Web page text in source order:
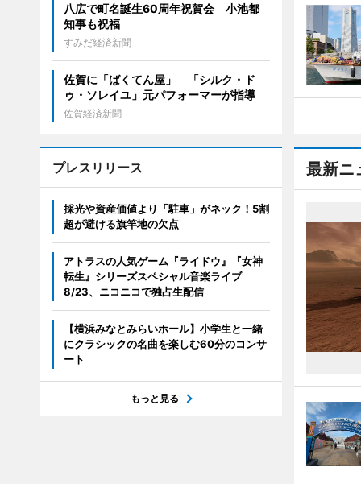
最新ニ
八広で町名誕生60周年祝賀会 小池都
知事も祝福
すみだ経済新聞
佐賀に「ばくてん屋」 「シルク・ド
ゥ・ソレイユ」元パフォーマーが指導
佐賀経済新聞
プレスリリース
採光や資産価値より「駐車」がネック！5割
超が避ける旗竿地の欠点
アトラスの人気ゲーム『ライドウ』『女神
転生』シリーズスペシャル音楽ライブ
8/23、ニコニコで独占生配信
【横浜みなとみらいホール】小学生と一緒
にクラシックの名曲を楽しむ60分のコンサ
ート
もっと見る